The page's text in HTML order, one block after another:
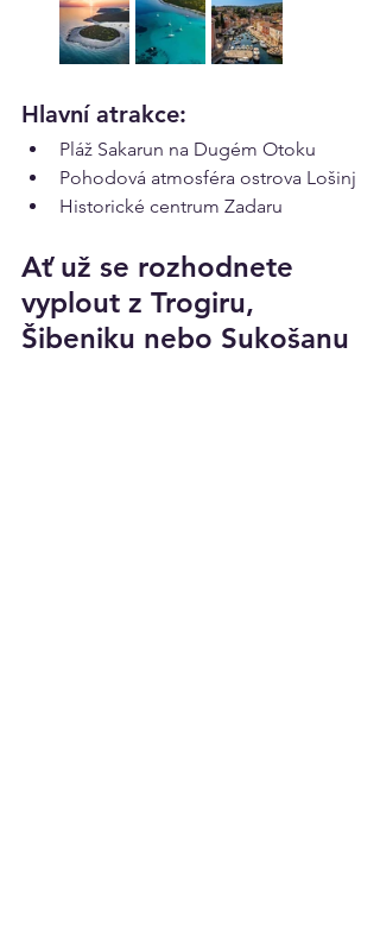
Hlavní atrakce:
Pláž Sakarun na Dugém Otoku
Pohodová atmosféra ostrova Lošinj
Historické centrum Zadaru
Ať už se rozhodnete
vyplout z Trogiru,
Šibeniku nebo Sukošanu